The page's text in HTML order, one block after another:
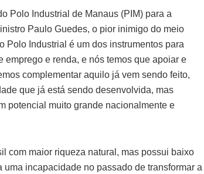
Polo Industrial de Manaus (PIM) para a
Paulo Guedes, o pior inimigo do meio
Polo Industrial é um dos instrumentos para
e renda, e nós temos que apoiar e
complementar aquilo já vem sendo feito,
que já está sendo desenvolvida, mas
potencial muito grande nacionalmente e
com maior riqueza natural, mas possui baixo
incapacidade no passado de transformar a